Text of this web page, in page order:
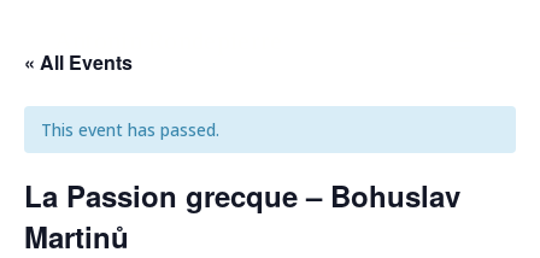
« All Events
This event has passed.
La Passion grecque – Bohuslav
Martinů